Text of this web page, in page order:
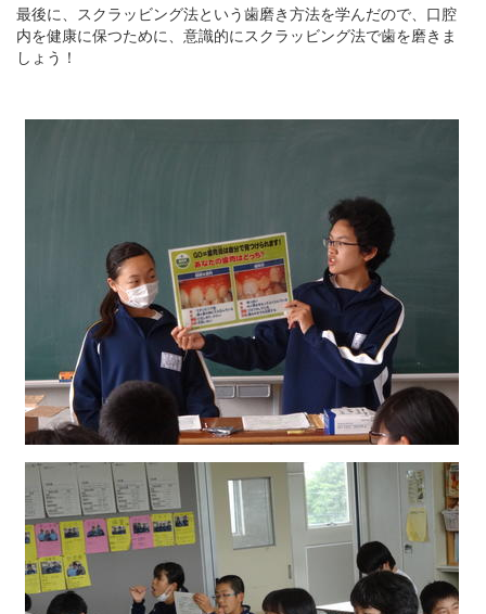
最後に、スクラッビング法という歯磨き方法を学んだので、口腔
内を健康に保つために、意識的にスクラッビング法で歯を磨きま
しょう！